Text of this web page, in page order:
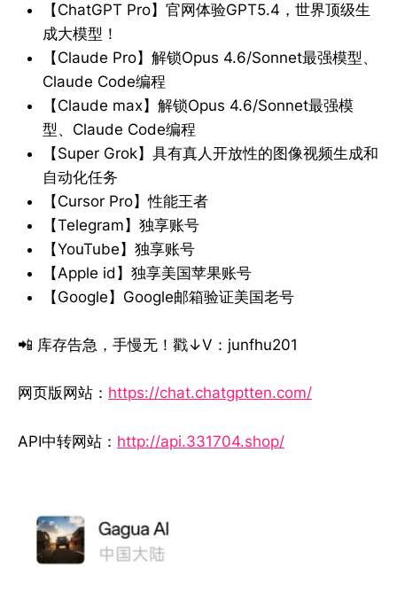
【ChatGPT Pro】官网体验GPT5.4，世界顶级生
成大模型！
【Claude Pro】解锁Opus 4.6/Sonnet最强模型、
Claude Code编程
【Claude max】解锁Opus 4.6/Sonnet最强模
型、Claude Code编程
【Super Grok】具有真人开放性的图像视频生成和
自动化任务
【Cursor Pro】性能王者
【Telegram】独享账号
【YouTube】独享账号
【Apple id】独享美国苹果账号
【Google】Google邮箱验证美国老号
📲 库存告急，手慢无！戳↓V：junfhu201
网页版网站： https://chat.chatgptten.com/
API中转网站： http://api.331704.shop/